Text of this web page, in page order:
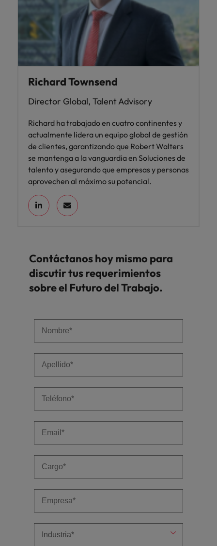
Richard Townsend
Director Global, Talent Advisory
Richard ha trabajado en cuatro continentes y
actualmente lidera un equipo global de gestión
de clientes, garantizando que Robert Walters
se mantenga a la vanguardia en Soluciones de
talento y asegurando que empresas y personas
aprovechen al máximo su potencial.
Contáctanos hoy mismo para
discutir tus requerimientos
sobre el Futuro del Trabajo.